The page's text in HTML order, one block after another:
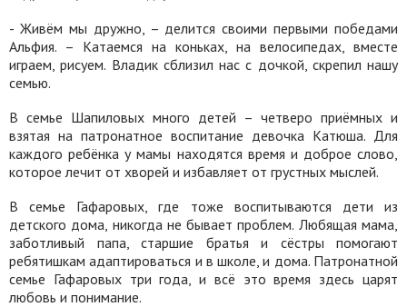
- Живём мы дружно, – делится своими первыми победами
Альфия. – Катаемся на коньках, на велосипедах, вместе
играем, рисуем. Владик сблизил нас с дочкой, скрепил нашу
семью.
В семье Шапиловых много детей – четверо приёмных и
взятая на патронатное воспитание девочка Катюша. Для
каждого ребёнка у мамы находятся время и доброе слово,
которое лечит от хворей и избавляет от грустных мыслей.
В семье Гафаровых, где тоже воспитываются дети из
детского дома, никогда не бывает проблем. Любящая мама,
заботливый папа, старшие братья и сёстры помогают
ребятишкам адаптироваться и в школе, и дома. Патронатной
семье Гафаровых три года, и всё это время здесь царят
любовь и понимание.